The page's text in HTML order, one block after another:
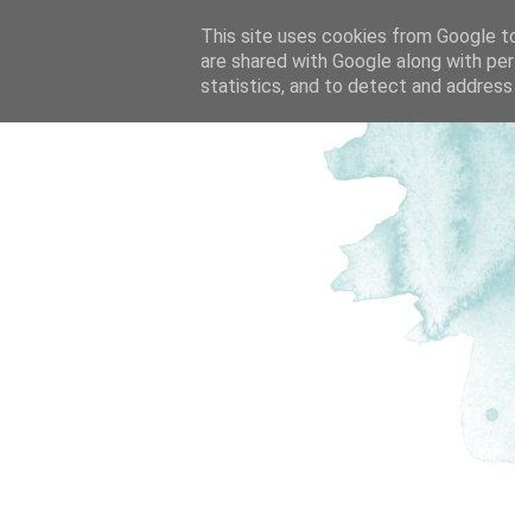
This site uses cookies from Google
are shared with Google along with
statistics, and to detect and address